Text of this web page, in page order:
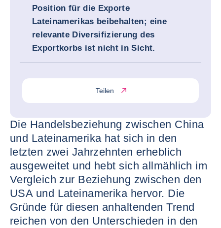
Position für die Exporte
Lateinamerikas beibehalten; eine
relevante Diversifizierung des
Exportkorbs ist nicht in Sicht.
Teilen
Die Handelsbeziehung zwischen China
und Lateinamerika hat sich in den
letzten zwei Jahrzehnten erheblich
ausgeweitet und hebt sich allmählich im
Vergleich zur Beziehung zwischen den
USA und Lateinamerika hervor. Die
Gründe für diesen anhaltenden Trend
reichen von den Unterschieden in den